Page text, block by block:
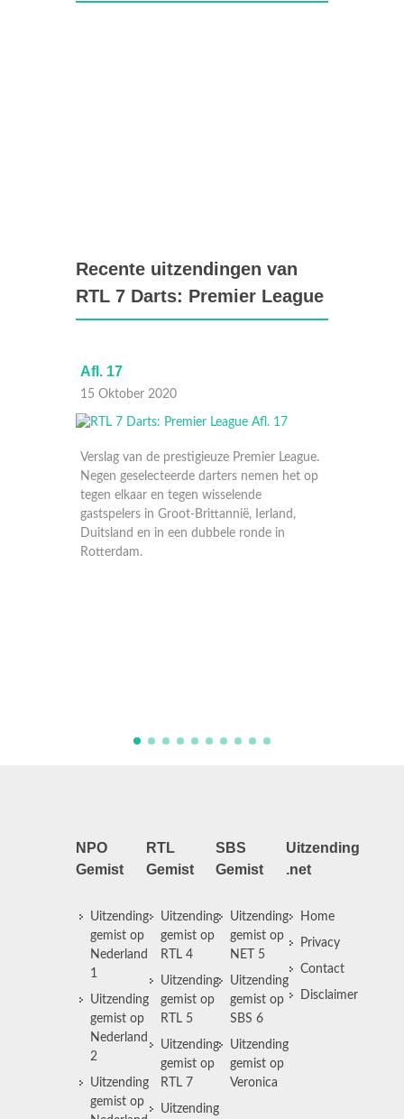
Recente uitzendingen van
RTL 7 Darts: Premier League
Premier League.
nemen het op
Ierland,
05 September 2020
NPO
Gemist
Uitzending
gemist op
Nederland
1
Uitzending
gemist op
Nederland
2
Uitzending
gemist op
RTL
Gemist
Uitzending
gemist op
RTL 4
Uitzending
gemist op
RTL 5
Uitzending
gemist op
RTL 7
Uitzending
SBS
Gemist
Uitzending
gemist op
NET 5
Uitzending
gemist op
SBS 6
Uitzending
gemist op
Veronica
Uitzending
.net
Home
Privacy
Contact
Disclaimer